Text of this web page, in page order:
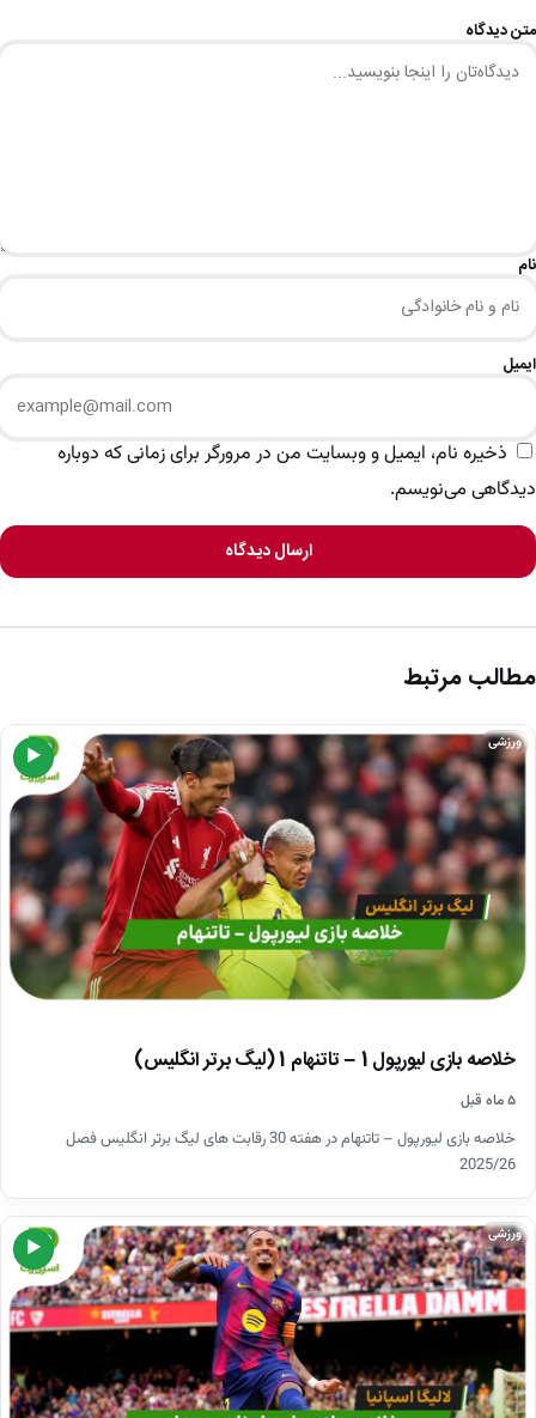
متن دیدگاه
نام
ایمیل
ذخیره نام، ایمیل و وبسایت من در مرورگر برای زمانی که دوباره
دیدگاهی می‌نویسم.
ارسال دیدگاه
مطالب مرتبط
▶
ورزشی
خلاصه بازی لیورپول 1 – تاتنهام 1 (لیگ برتر انگلیس)
۵ ماه قبل
خلاصه بازی لیورپول – تاتنهام در هفته 30 رقابت های لیگ برتر انگلیس فصل
2025/26
▶
ورزشی